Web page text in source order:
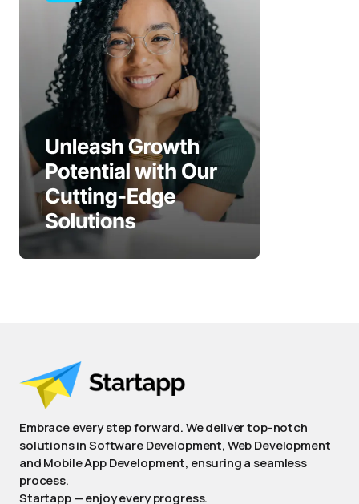
Embrace every step forward. We deliver top-notch
solutions in Software Development, Web Development
and Mobile App Development, ensuring a seamless
process.
Startapp — enjoy every progress.